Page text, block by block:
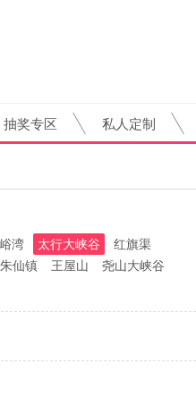
抽奖专区 私人定制
湾 太行大峡谷
红旗渠
朱仙镇 王屋山
尧山大峡谷